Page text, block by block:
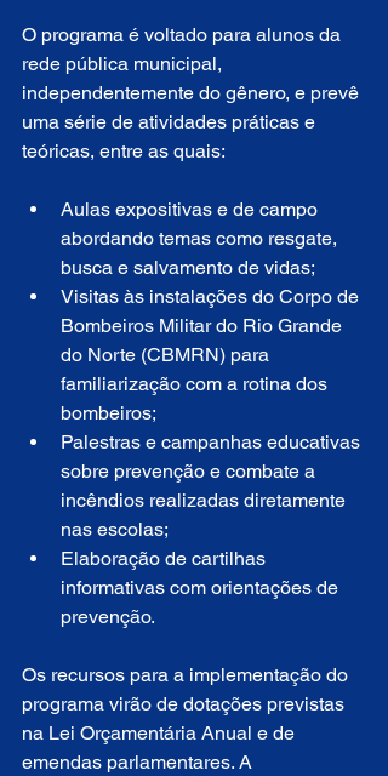
O programa é voltado para alunos da
rede pública municipal,
independentemente do gênero, e prevê
uma série de atividades práticas e
teóricas, entre as quais:
Aulas expositivas e de campo
abordando temas como resgate,
busca e salvamento de vidas;
Visitas às instalações do Corpo de
Bombeiros Militar do Rio Grande
do Norte (CBMRN) para
familiarização com a rotina dos
bombeiros;
Palestras e campanhas educativas
sobre prevenção e combate a
incêndios realizadas diretamente
nas escolas;
Elaboração de cartilhas
informativas com orientações de
prevenção.
Os recursos para a implementação do
programa virão de dotações previstas
na Lei Orçamentária Anual e de
emendas parlamentares. A